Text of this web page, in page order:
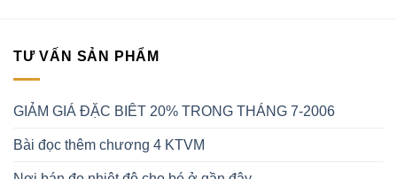
TƯ VẤN SẢN PHẨM
GIẢM GIÁ ĐẶC BIÊT 20% TRONG THÁNG 7-2006
Bài đọc thêm chương 4 KTVM